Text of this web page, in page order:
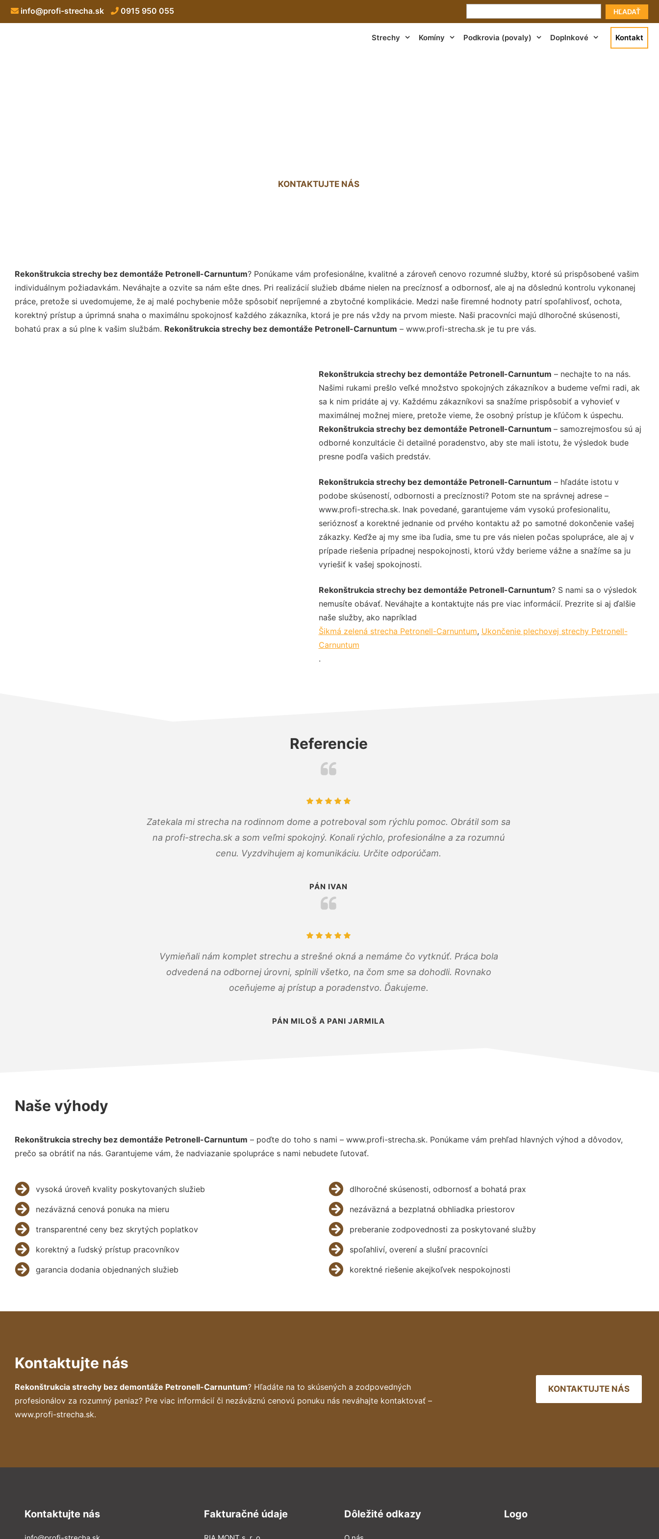
HĽADAŤ
info@profi-strecha.sk 0915 950 055
Strechy Komíny Podkrovia (povaly) Doplnkové Kontakt
KONTAKTUJTE NÁS
Rekonštrukcia strechy bez demontáže Petronell-Carnuntum? Ponúkame vám profesionálne, kvalitné a zároveň cenovo rozumné služby, ktoré sú prispôsobené vašim
individuálnym požiadavkám. Neváhajte a ozvite sa nám ešte dnes. Pri realizácií služieb dbáme nielen na precíznosť a odbornosť, ale aj na dôslednú kontrolu vykonanej
práce, pretože si uvedomujeme, že aj malé pochybenie môže spôsobiť nepríjemné a zbytočné komplikácie. Medzi naše firemné hodnoty patrí spoľahlivosť, ochota,
korektný prístup a úprimná snaha o maximálnu spokojnosť každého zákazníka, ktorá je pre nás vždy na prvom mieste. Naši pracovníci majú dlhoročné skúsenosti,
bohatú prax a sú plne k vašim službám. Rekonštrukcia strechy bez demontáže Petronell-Carnuntum – www.profi-strecha.sk je tu pre vás.
Rekonštrukcia strechy bez demontáže Petronell-Carnuntum – nechajte to na nás.
Našimi rukami prešlo veľké množstvo spokojných zákazníkov a budeme veľmi radi, ak
sa k nim pridáte aj vy. Každému zákazníkovi sa snažíme prispôsobiť a vyhovieť v
maximálnej možnej miere, pretože vieme, že osobný prístup je kľúčom k úspechu.
Rekonštrukcia strechy bez demontáže Petronell-Carnuntum – samozrejmosťou sú aj
odborné konzultácie či detailné poradenstvo, aby ste mali istotu, že výsledok bude
presne podľa vašich predstáv.
Rekonštrukcia strechy bez demontáže Petronell-Carnuntum – hľadáte istotu v
podobe skúseností, odbornosti a precíznosti? Potom ste na správnej adrese –
www.profi-strecha.sk. Inak povedané, garantujeme vám vysokú profesionalitu,
serióznosť a korektné jednanie od prvého kontaktu až po samotné dokončenie vašej
zákazky. Keďže aj my sme iba ľudia, sme tu pre vás nielen počas spolupráce, ale aj v
prípade riešenia prípadnej nespokojnosti, ktorú vždy berieme vážne a snažíme sa ju
vyriešiť k vašej spokojnosti.
Rekonštrukcia strechy bez demontáže Petronell-Carnuntum? S nami sa o výsledok
nemusíte obávať. Neváhajte a kontaktujte nás pre viac informácií. Prezrite si aj ďalšie
naše služby, ako napríklad
Šikmá zelená strecha Petronell-Carnuntum, Ukončenie plechovej strechy Petronell-
Carnuntum
.
Referencie
Zatekala mi strecha na rodinnom dome a potreboval som rýchlu pomoc. Obrátil som sa
na profi-strecha.sk a som veľmi spokojný. Konali rýchlo, profesionálne a za rozumnú
cenu. Vyzdvihujem aj komunikáciu. Určite odporúčam.
PÁN IVAN
Vymieňali nám komplet strechu a strešné okná a nemáme čo vytknúť. Práca bola
odvedená na odbornej úrovni, splnili všetko, na čom sme sa dohodli. Rovnako
oceňujeme aj prístup a poradenstvo. Ďakujeme.
PÁN MILOŠ A PANI JARMILA
Naše výhody
Rekonštrukcia strechy bez demontáže Petronell-Carnuntum – poďte do toho s nami – www.profi-strecha.sk. Ponúkame vám prehľad hlavných výhod a dôvodov,
prečo sa obrátiť na nás. Garantujeme vám, že nadviazanie spolupráce s nami nebudete ľutovať.
vysoká úroveň kvality poskytovaných služieb
nezáväzná cenová ponuka na mieru
transparentné ceny bez skrytých poplatkov
korektný a ľudský prístup pracovníkov
garancia dodania objednaných služieb
dlhoročné skúsenosti, odbornosť a bohatá prax
nezáväzná a bezplatná obhliadka priestorov
preberanie zodpovednosti za poskytované služby
spoľahliví, overení a slušní pracovníci
korektné riešenie akejkoľvek nespokojnosti
Kontaktujte nás
Rekonštrukcia strechy bez demontáže Petronell-Carnuntum? Hľadáte na to skúsených a zodpovedných
profesionálov za rozumný peniaz? Pre viac informácií či nezáväznú cenovú ponuku nás neváhajte kontaktovať –
www.profi-strecha.sk.
KONTAKTUJTE NÁS
Kontaktujte nás Fakturačné údaje Dôležité odkazy Logo